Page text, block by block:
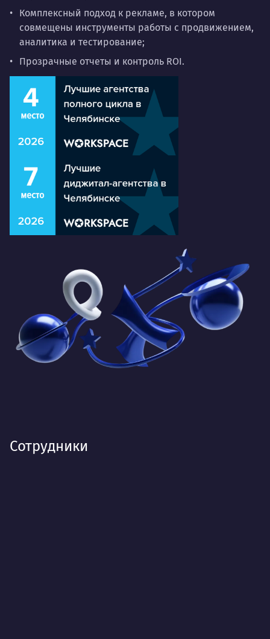
Комплексный подход к рекламе, в котором
совмещены инструменты работы с продвижением,
аналитика и тестирование;
Прозрачные отчеты и контроль ROI.
Сотрудники